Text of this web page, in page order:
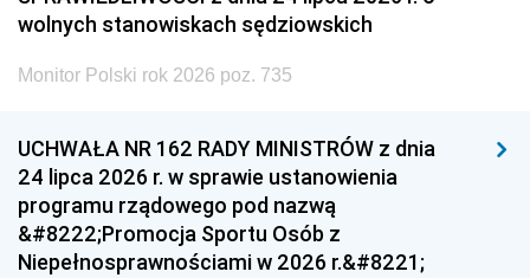
wolnych stanowiskach sędziowskich
Monitor Polski rok 2026 poz. 735
UCHWAŁA NR 162 RADY MINISTRÓW z dnia
24 lipca 2026 r. w sprawie ustanowienia
programu rządowego pod nazwą
&#8222;Promocja Sportu Osób z
Niepełnosprawnościami w 2026 r.&#8221;